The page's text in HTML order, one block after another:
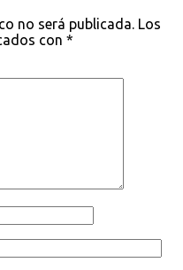
no será publicada. Los
con *